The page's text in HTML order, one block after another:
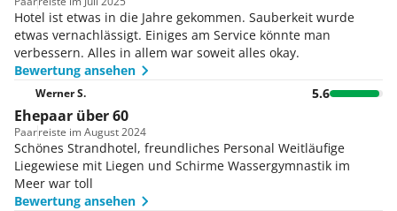
Hotel ist etwas in die Jahre gekommen. Sauberkeit wurde
etwas vernachlässigt. Einiges am Service könnte man
verbessern. Alles in allem war soweit alles okay.
Bewertung ansehen
Werner S. 5.6
Ehepaar über 60
Paarreiste im August 2024
Schönes Strandhotel, freundliches Personal Weitläufige
Liegewiese mit Liegen und Schirme Wassergymnastik im
Meer war toll
Bewertung ansehen